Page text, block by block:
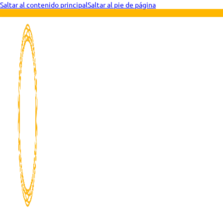
Saltar al contenido principalSaltar al pie de página